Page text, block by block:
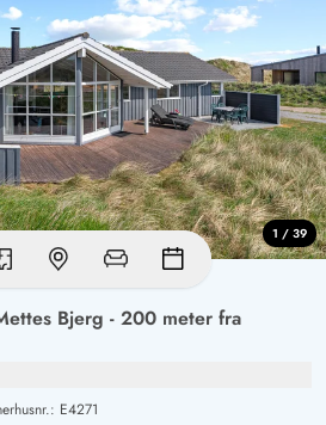
Bjerg - 200 meter fra
E4271
1 / 39